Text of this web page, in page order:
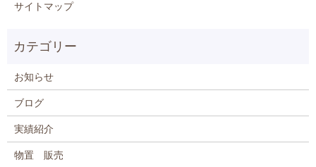
サイトマップ
お知らせ
ブログ
実績紹介
物置 販売